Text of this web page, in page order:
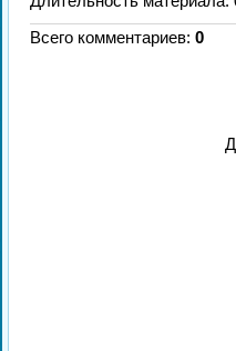
Всего комментариев: 0